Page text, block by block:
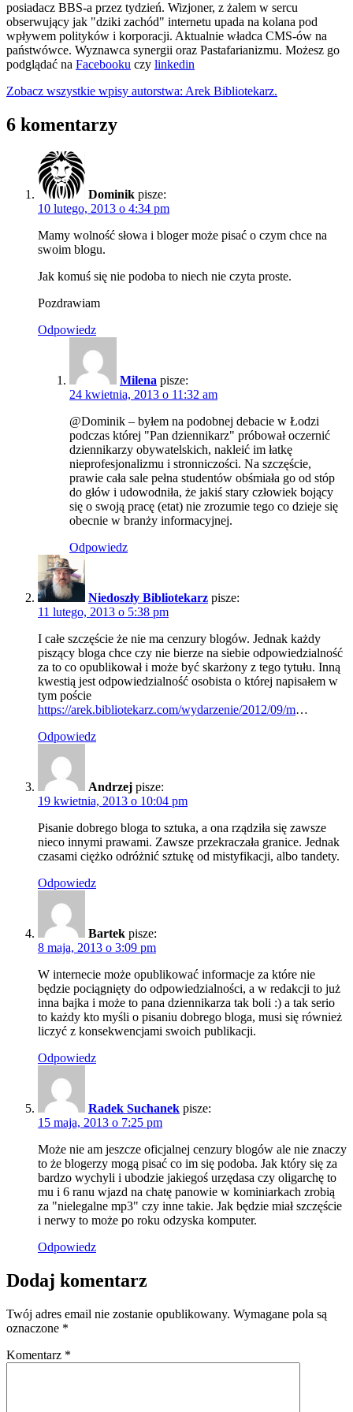
posiadacz BBS-a przez tydzień. Wizjoner, z żalem w sercu
obserwujący jak "dziki zachód" internetu upada na kolana pod
wpływem polityków i korporacji. Aktualnie władca CMS-ów na
państwówce. Wyznawca synergii oraz Pastafarianizmu. Możesz go
podglądać na Facebooku czy linkedin
Zobacz wszystkie wpisy autorstwa: Arek Bibliotekarz.
6 komentarzy
Dominik pisze:
10 lutego, 2013 o 4:34 pm
Mamy wolność słowa i bloger może pisać o czym chce na
swoim blogu.
Jak komuś się nie podoba to niech nie czyta proste.
Pozdrawiam
Odpowiedz
Milena pisze:
24 kwietnia, 2013 o 11:32 am
@Dominik – byłem na podobnej debacie w Łodzi
podczas której "Pan dziennikarz" próbował oczernić
dziennikarzy obywatelskich, nakleić im łatkę
nieprofesjonalizmu i stronniczości. Na szczęście,
prawie cała sale pełna studentów obśmiała go od stóp
do głów i udowodniła, że jakiś stary człowiek bojący
się o swoją pracę (etat) nie zrozumie tego co dzieje się
obecnie w branży informacyjnej.
Odpowiedz
Niedoszły Bibliotekarz pisze:
11 lutego, 2013 o 5:38 pm
I całe szczęście że nie ma cenzury blogów. Jednak każdy
piszący bloga chce czy nie bierze na siebie odpowiedzialność
za to co opublikował i może być skarżony z tego tytułu. Inną
kwestią jest odpowiedzialność osobista o której napisałem w
tym poście
https://arek.bibliotekarz.com/wydarzenie/2012/09/m…
Odpowiedz
Andrzej pisze:
19 kwietnia, 2013 o 10:04 pm
Pisanie dobrego bloga to sztuka, a ona rządziła się zawsze
nieco innymi prawami. Zawsze przekraczała granice. Jednak
czasami ciężko odróżnić sztukę od mistyfikacji, albo tandety.
Odpowiedz
Bartek pisze:
8 maja, 2013 o 3:09 pm
W internecie może opublikować informacje za które nie
będzie pociągnięty do odpowiedzialności, a w redakcji to już
inna bajka i może to pana dziennikarza tak boli :) a tak serio
to każdy kto myśli o pisaniu dobrego bloga, musi się również
liczyć z konsekwencjami swoich publikacji.
Odpowiedz
Radek Suchanek pisze:
15 maja, 2013 o 7:25 pm
Może nie am jeszcze oficjalnej cenzury blogów ale nie znaczy
to że blogerzy mogą pisać co im się podoba. Jak który się za
bardzo wychyli i ubodzie jakiegoś urzędasa czy oligarchę to
mu i 6 ranu wjazd na chatę panowie w kominiarkach zrobią
za "nielegalne mp3" czy inne takie. Jak będzie miał szczęście
i nerwy to może po roku odzyska komputer.
Odpowiedz
Dodaj komentarz
Twój adres email nie zostanie opublikowany. Wymagane pola są
oznaczone *
Komentarz *